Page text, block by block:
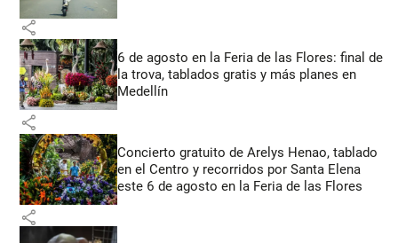
share
6 de agosto en la Feria de las Flores: final de
la trova, tablados gratis y más planes en
Medellín
share
Concierto gratuito de Arelys Henao, tablado
en el Centro y recorridos por Santa Elena
este 6 de agosto en la Feria de las Flores
share